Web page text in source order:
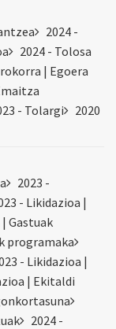
2024 -
2024 - Tolosa
| Egoera
- Tolargi
2020
2023 -
- Likidazioa |
Gastuak
programaka
- Likidazioa |
| Ekitaldi
2024 -